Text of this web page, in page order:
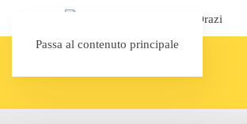
Passa al contenuto principale